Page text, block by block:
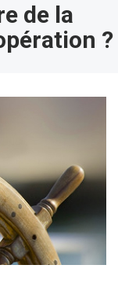
de la
?